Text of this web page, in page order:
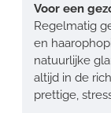
Voor een
Regelmatig
en
natuurlijke
altijd in de
prettige,